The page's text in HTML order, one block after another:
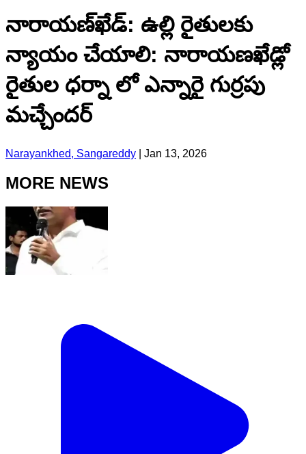
నారాయణ్​ఖేడ్: ఉల్లి రైతులకు
న్యాయం చేయాలి: నారాయణఖేడ్లో
రైతుల ధర్నా లో ఎన్నారై గుర్రపు
మచ్చేందర్
Narayankhed, Sangareddy Jan 13, 2026
MORE NEWS